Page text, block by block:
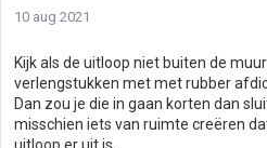
10 aug 2021
Kijk als de uitloop niet buiten de
verlengstukken met met rubber
Dan zou je die in gaan korten dan
misschien iets van ruimte creëren